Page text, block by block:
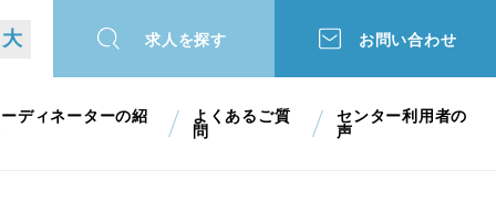
大
ディネーターの紹
よくあるご質
問
センター利用者の
声
求人を探す お問い合わせ